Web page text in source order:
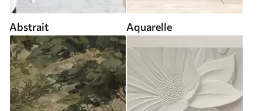
Abstrait Aquarelle